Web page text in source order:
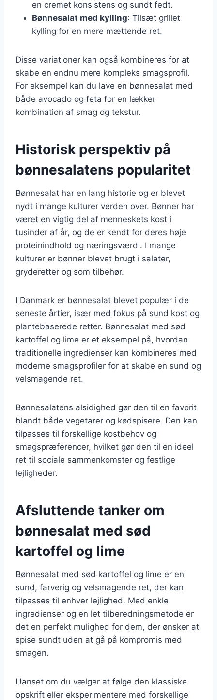
en cremet konsistens og sundt fedt.
Bønnesalat med kylling: Tilsæt grillet
kylling for en mere mættende ret.
Disse variationer kan også kombineres for at
skabe en endnu mere kompleks smagsprofil.
For eksempel kan du lave en bønnesalat med
både avocado og feta for en lækker
kombination af smag og tekstur.
Historisk perspektiv på
bønnesalatens popularitet
Bønnesalat har en lang historie og er blevet
nydt i mange kulturer verden over. Bønner har
været en vigtig del af menneskets kost i
tusinder af år, og de er kendt for deres høje
proteinindhold og næringsværdi. I mange
kulturer er bønner blevet brugt i salater,
gryderetter og som tilbehør.
I Danmark er bønnesalat blevet populær i de
seneste årtier, især med fokus på sund kost og
plantebaserede retter. Bønnesalat med sød
kartoffel og lime er et eksempel på, hvordan
traditionelle ingredienser kan kombineres med
moderne smagsprofiler for at skabe en sund og
velsmagende ret.
Bønnesalatens alsidighed gør den til en favorit
blandt både vegetarer og kødspisere. Den kan
tilpasses til forskellige kostbehov og
smagspræferencer, hvilket gør den til en ideel
ret til sociale sammenkomster og festlige
lejligheder.
Afsluttende tanker om
bønnesalat med sød
kartoffel og lime
Bønnesalat med sød kartoffel og lime er en
sund, farverig og velsmagende ret, der kan
tilpasses til enhver lejlighed. Med enkle
ingredienser og en let tilberedningsmetode er
det en perfekt mulighed for dem, der ønsker at
spise sundt uden at gå på kompromis med
smagen.
Uanset om du vælger at følge den klassiske
opskrift eller eksperimentere med forskellige